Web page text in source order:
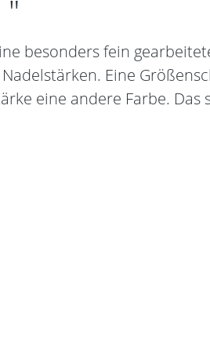
besonders fein
Eine
eine andere Farbe. Das